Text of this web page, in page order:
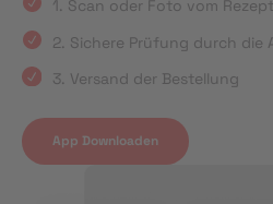
1. Scan oder Foto vom
2. Sichere Prüfung durch die
3. Versand der Bestellung
App Downloaden